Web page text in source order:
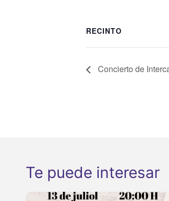
RECINTO
Concierto de
Te puede interesar